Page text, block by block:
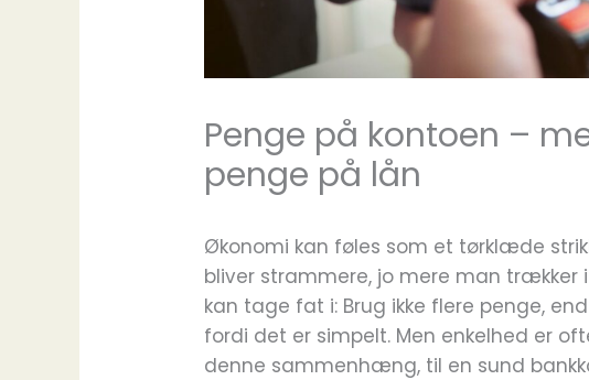
Penge på kontoen –
penge på lån
Økonomi kan føles som et tørklæde
bliver strammere, jo mere man trækker
kan tage fat i: Brug ikke flere penge,
fordi det er simpelt. Men enkelhed er
denne sammenhæng, til en sund